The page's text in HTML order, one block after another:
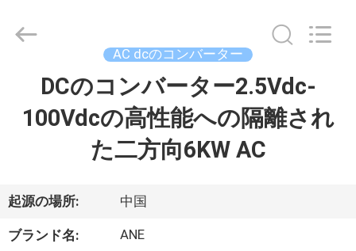
製
品
Rights
Reserved.
AC dcのコンバーター
DCのコンバーター2.5Vdc-
100Vdcの高性能への隔離され
た二方向6KW AC
起源の場所: 中国
ブランド名: ANE